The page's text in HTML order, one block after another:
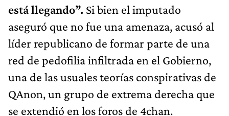
está llegando”. Si bien el imputado
aseguró que no fue una amenaza, acusó al
líder republicano de formar parte de una
red de pedofilia infiltrada en el Gobierno,
una de las usuales teorías conspirativas de
QAnon, un grupo de extrema derecha que
se extendió en los foros de 4chan.